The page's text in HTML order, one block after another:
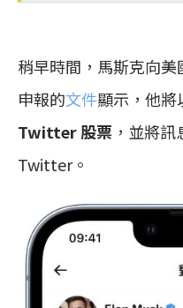
稍早時間，馬斯克向美
申報的文件顯示，他將
Twitter 股票 ，並將
Twitter。